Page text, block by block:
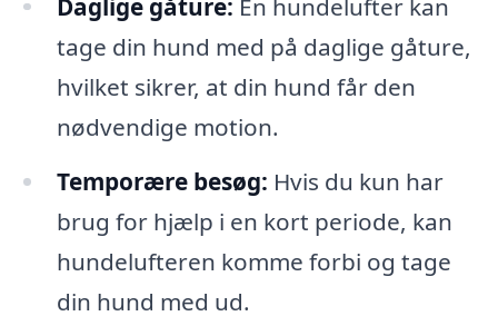
tage din hund med på daglige gåture,
hvilket sikrer, at din hund får den
nødvendige motion.
Temporære besøg: Hvis du kun har
brug for hjælp i en kort periode, kan
hundelufteren komme forbi og tage
din hund med ud.